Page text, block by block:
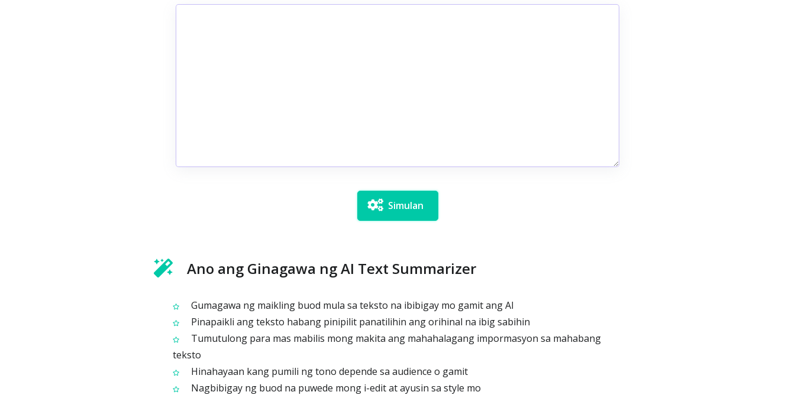
Simulan
Ano ang Ginagawa ng AI Text Summarizer
Gumagawa ng maikling buod mula sa teksto na ibibigay mo gamit ang AI
Pinapaikli ang teksto habang pinipilit panatilihin ang orihinal na ibig sabihin
Tumutulong para mas mabilis mong makita ang mahahalagang impormasyon sa mahabang
teksto
Hinahayaan kang pumili ng tono depende sa audience o gamit
Nagbibigay ng buod na puwede mong i-edit at ayusin sa style mo